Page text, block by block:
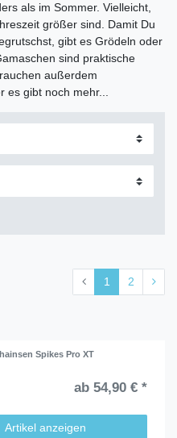
als im Sommer. Vielleicht,
größer sind. Damit Du
gibt es Grödeln oder
sind praktische
außerdem
es gibt noch mehr...
1 2
Spikes Pro XT
ab 54,90 € *
Artikel anzeigen